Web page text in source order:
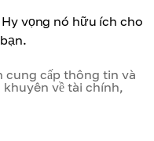
vọng nó hữu ích cho
cung cấp thông tin và
về tài chính,